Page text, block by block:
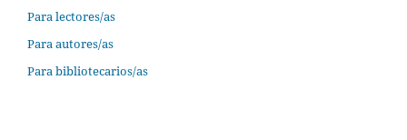
Para lectores/as
Para autores/as
Para bibliotecarios/as